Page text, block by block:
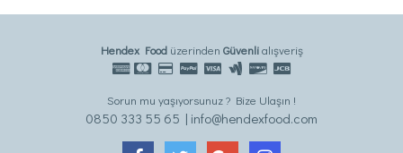
Hendex Foodüzerinden Güvenlialışveriş
Sorun mu yaşıyorsunuz ? Bize Ulaşın !
0850 333 55 65 | info@hendexfood.com